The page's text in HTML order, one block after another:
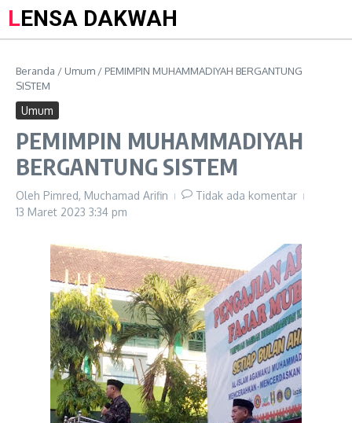
LENSA DAKWAH
Beranda / Umum / PEMIMPIN MUHAMMADIYAH BERGANTUNG
SISTEM
Umum
PEMIMPIN MUHAMMADIYAH
BERGANTUNG SISTEM
Oleh Pimred, Muchamad Arifin
Tidak ada komentar
13 Maret 2023 3:34 pm